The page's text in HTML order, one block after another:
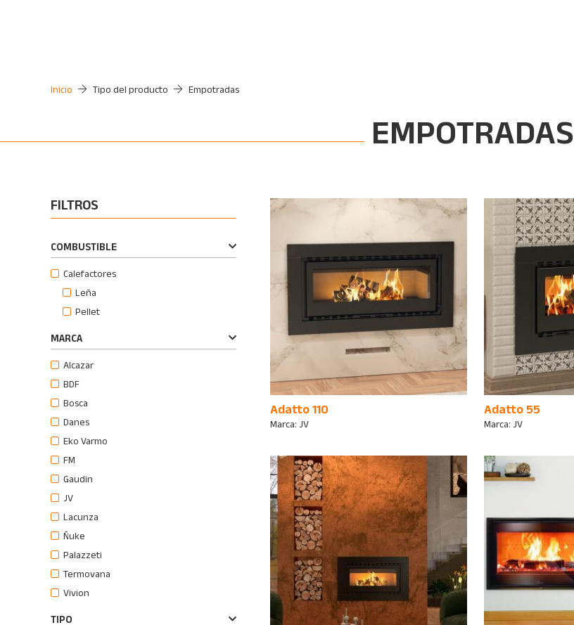
Inicio Tipo del producto Empotradas
EMPOTRADAS
FILTROS
COMBUSTIBLE
Calefactores
Leña
Pellet
MARCA
Alcazar
BDF
Bosca
Danes
Eko Varmo
FM
Gaudin
JV
Lacunza
Ñuke
Palazzeti
Termovana
Vivion
TIPO
Adatto 110
Marca: JV
Adatto 55
Marca: JV